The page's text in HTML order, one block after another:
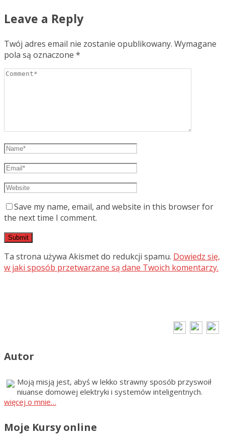
Leave a Reply
Twój adres email nie zostanie opublikowany. Wymagane
pola są oznaczone *
Save my name, email, and website in this browser for
the next time I comment.
Ta strona używa Akismet do redukcji spamu. Dowiedz się,
w jaki sposób przetwarzane są dane Twoich komentarzy.
Autor
Moją misją jest, abyś w lekko strawny sposób przyswoił
niuanse domowej elektryki i systemów inteligentnych.
więcej o mnie…
Moje Kursy online